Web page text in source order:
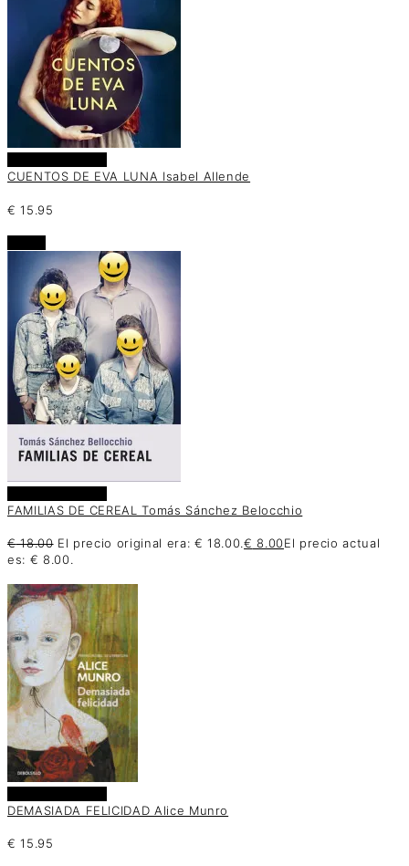
CUENTOS DE EVA LUNA Isabel Allende
€ 15.95
FAMILIAS DE CEREAL Tomás Sánchez Belocchio
€18.00 El precio original era: € 18.00.€ 8.00El precio actual
es: € 8.00.
DEMASIADA FELICIDAD Alice Munro
€ 15.95